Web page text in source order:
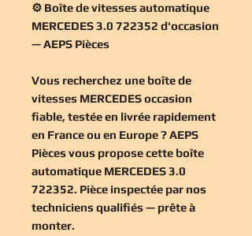
⚙️ Boîte de vitesses automatique
MERCEDES 3.0 722352 d'occasion
— AEPS Pièces
Vous recherchez une boîte de
vitesses MERCEDES occasion
fiable, testée en livrée rapidement
en France ou en Europe ? AEPS
Pièces vous propose cette boîte
automatique MERCEDES 3.0
722352. Pièce inspectée par nos
techniciens qualifiés — prête à
monter.